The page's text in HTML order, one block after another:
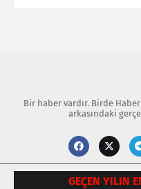
Bir haber vardır. Birde
arkasındaki
GEÇEN YILIN